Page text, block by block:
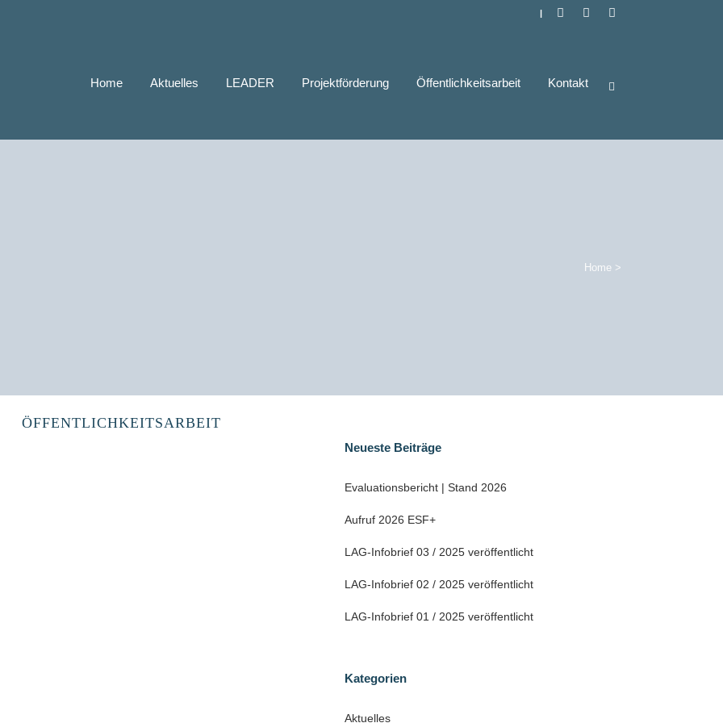
|
Home Aktuelles LEADER Projektförderung Öffentlichkeitsarbeit Kontakt
Home >
ÖFFENTLICHKEITSARBEIT
Neueste Beiträge
Evaluationsbericht | Stand 2026
Aufruf 2026 ESF+
LAG-Infobrief 03 / 2025 veröffentlicht
LAG-Infobrief 02 / 2025 veröffentlicht
LAG-Infobrief 01 / 2025 veröffentlicht
Kategorien
Aktuelles